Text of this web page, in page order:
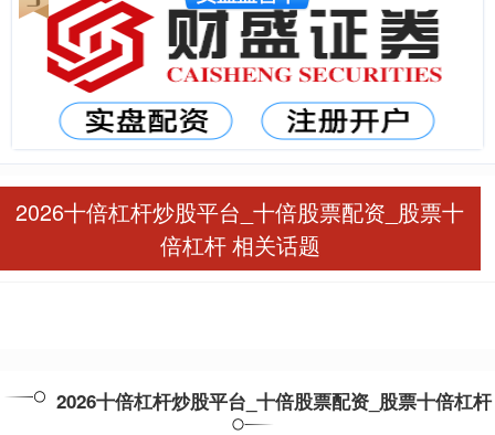
2026十倍杠杆炒股平台_十倍股票配资_股票十
倍杠杆 相关话题
2026十倍杠杆炒股平台_十倍股票配资_股票十倍杠杆